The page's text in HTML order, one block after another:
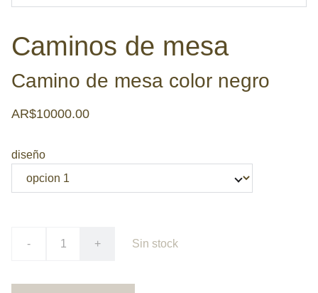
Caminos de mesa
Camino de mesa color negro
AR$10000.00
diseño
- + Sin stock